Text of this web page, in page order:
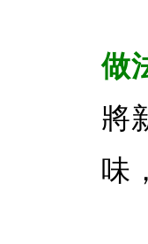
做
將
味